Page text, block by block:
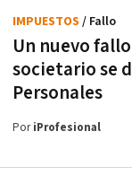
Un nuevo
societario se
Personales
IMPUESTOS / Fallo
PoriProfesional